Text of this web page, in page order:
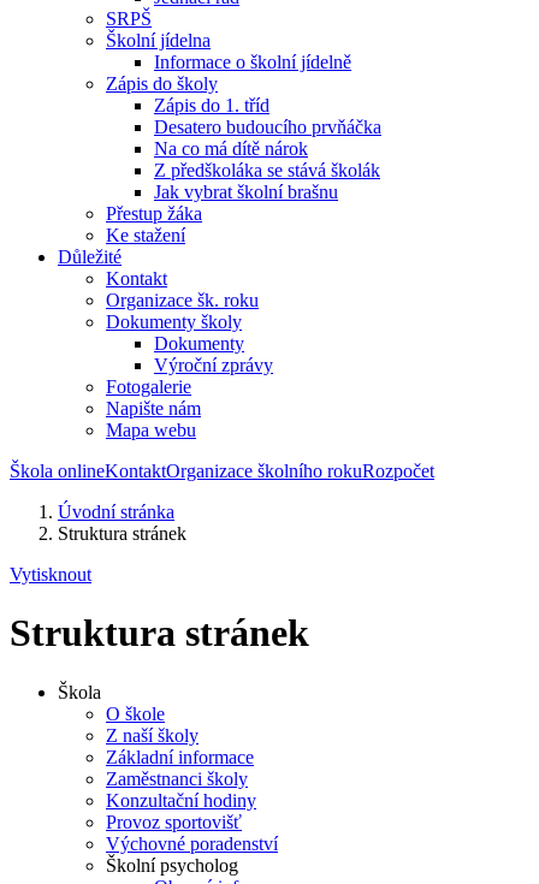
SRPŠ
Školní jídelna
Informace o školní jídelně
Zápis do školy
Zápis do 1. tříd
Desatero budoucího prvňáčka
Na co má dítě nárok
Z předškoláka se stává školák
Jak vybrat školní brašnu
Přestup žáka
Ke stažení
Důležité
Kontakt
Organizace šk. roku
Dokumenty školy
Dokumenty
Výroční zprávy
Fotogalerie
Napište nám
Mapa webu
Škola onlineKontaktOrganizace školního rokuRozpočet
Úvodní stránka
Struktura stránek
Vytisknout
Struktura stránek
Škola
O škole
Z naší školy
Základní informace
Zaměstnanci školy
Konzultační hodiny
Provoz sportovišť
Výchovné poradenství
Školní psycholog